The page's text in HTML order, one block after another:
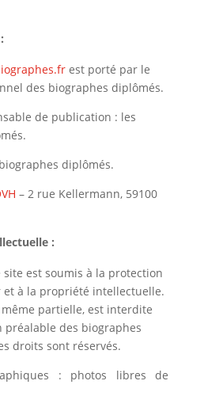
est porté par le
des biographes diplômés.
de publication : les
diplômés.
– 2 rue Kellermann, 59100
:
site est soumis à la protection
et à la propriété intellectuelle.
partielle, est interdite
préalable des biographes
droits sont réservés.
: photos libres de